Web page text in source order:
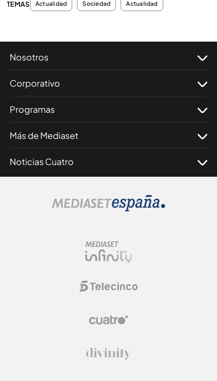
TEMAS Actualidad Sociedad Actualidad
Nosotros
Corporativo
Programas
Más de Mediaset
Noticias Cuatro